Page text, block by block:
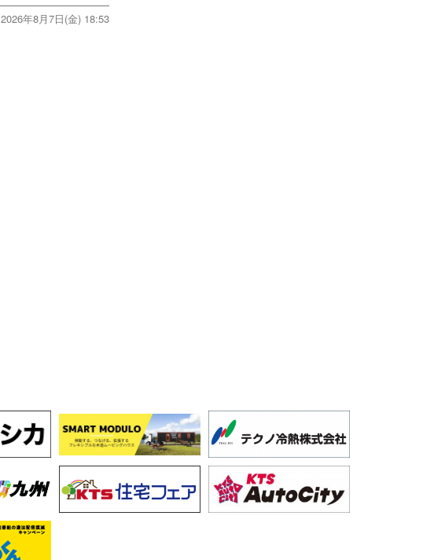
2026年8月7日(金) 18:53